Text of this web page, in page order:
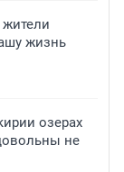
жизнь
озерах
не